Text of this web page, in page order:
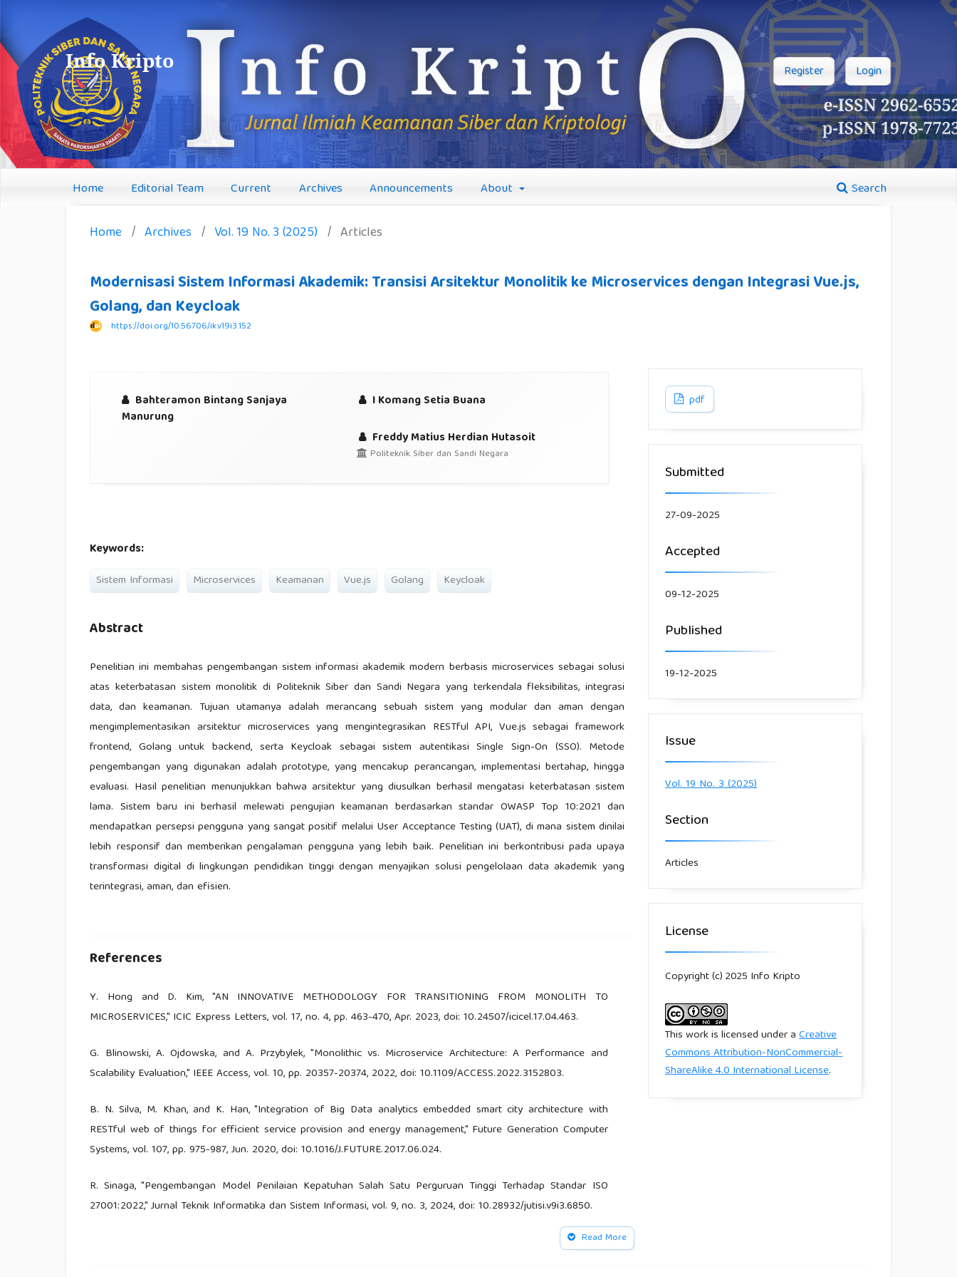
Info Kripto
Home Editorial Team Current Archives Announcements About Search
Register Login
Home / Archives / Vol. 19 No. 3 (2025) / Articles
Modernisasi Sistem Informasi Akademik: Transisi Arsitektur Monolitik ke Microservices dengan Integrasi Vue.js,
Golang, dan Keycloak
https://doi.org/10.56706/ik.v19i3.152
Bahteramon Bintang Sanjaya
Manurung
I Komang Setia Buana
Freddy Matius Herdian Hutasoit
Politeknik Siber dan Sandi Negara
Keywords:
Sistem Informasi Microservices Keamanan Vue.js Golang Keycloak
Abstract
Penelitian ini membahas pengembangan sistem informasi akademik modern berbasis microservices sebagai solusi
atas keterbatasan sistem monolitik di Politeknik Siber dan Sandi Negara yang terkendala fleksibilitas, integrasi
data, dan keamanan. Tujuan utamanya adalah merancang sebuah sistem yang modular dan aman dengan
mengimplementasikan arsitektur microservices yang mengintegrasikan RESTful API, Vue.js sebagai framework
frontend, Golang untuk backend, serta Keycloak sebagai sistem autentikasi Single Sign-On (SSO). Metode
pengembangan yang digunakan adalah prototype, yang mencakup perancangan, implementasi bertahap, hingga
evaluasi. Hasil penelitian menunjukkan bahwa arsitektur yang diusulkan berhasil mengatasi keterbatasan sistem
lama. Sistem baru ini berhasil melewati pengujian keamanan berdasarkan standar OWASP Top 10:2021 dan
mendapatkan persepsi pengguna yang sangat positif melalui User Acceptance Testing (UAT), di mana sistem dinilai
lebih responsif dan memberikan pengalaman pengguna yang lebih baik. Penelitian ini berkontribusi pada upaya
transformasi digital di lingkungan pendidikan tinggi dengan menyajikan solusi pengelolaan data akademik yang
terintegrasi, aman, dan efisien.
References
Y. Hong and D. Kim, "AN INNOVATIVE METHODOLOGY FOR TRANSITIONING FROM MONOLITH TO
MICROSERVICES," ICIC Express Letters, vol. 17, no. 4, pp. 463-470, Apr. 2023, doi: 10.24507/icicel.17.04.463.
G. Blinowski, A. Ojdowska, and A. Przybylek, "Monolithic vs. Microservice Architecture: A Performance and
Scalability Evaluation," IEEE Access, vol. 10, pp. 20357-20374, 2022, doi: 10.1109/ACCESS.2022.3152803.
B. N. Silva, M. Khan, and K. Han, "Integration of Big Data analytics embedded smart city architecture with
RESTful web of things for efficient service provision and energy management," Future Generation Computer
Systems, vol. 107, pp. 975-987, Jun. 2020, doi: 10.1016/J.FUTURE.2017.06.024.
R. Sinaga, "Pengembangan Model Penilaian Kepatuhan Salah Satu Perguruan Tinggi Terhadap Standar ISO
27001:2022," Jurnal Teknik Informatika dan Sistem Informasi, vol. 9, no. 3, 2024, doi: 10.28932/jutisi.v9i3.6850.
I. P. A. E. D. Udayana, "Integrasi Sistem Single Sign On Pada Sistem Informasi Akademik, Web Information
Read More
pdf
Submitted
27-09-2025
Accepted
09-12-2025
Published
19-12-2025
Issue
Vol. 19 No. 3 (2025)
Section
Articles
License
Copyright (c) 2025 Info Kripto
This work is licensed under aCreative
Commons Attribution-NonCommercial-
ShareAlike 4.0 International License.